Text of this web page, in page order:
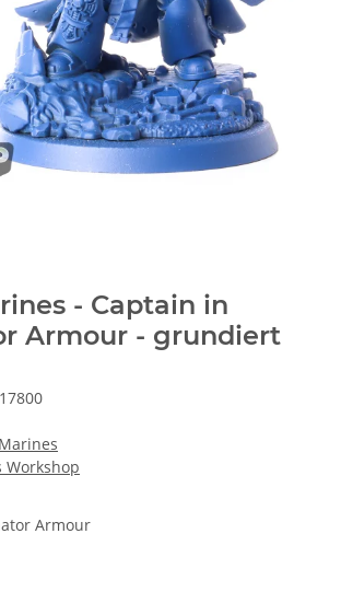
- Captain in
Armour - grundiert
Workshop
Armour